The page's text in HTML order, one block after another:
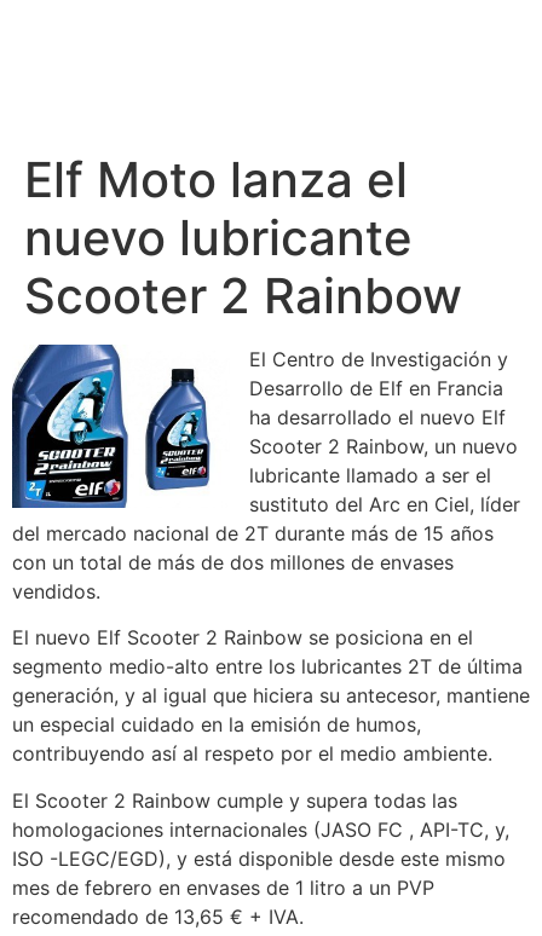
Elf Moto lanza el
nuevo lubricante
Scooter 2 Rainbow
El Centro de Investigación y
Desarrollo de Elf en Francia
ha desarrollado el nuevo Elf
Scooter 2 Rainbow, un nuevo
lubricante llamado a ser el
sustituto del Arc en Ciel, líder
del mercado nacional de 2T durante más de 15 años
con un total de más de dos millones de envases
vendidos.
El nuevo Elf Scooter 2 Rainbow se posiciona en el
segmento medio-alto entre los lubricantes 2T de última
generación, y al igual que hiciera su antecesor, mantiene
un especial cuidado en la emisión de humos,
contribuyendo así al respeto por el medio ambiente.
El Scooter 2 Rainbow cumple y supera todas las
homologaciones internacionales (JASO FC , API-TC, y,
ISO -LEGC/EGD), y está disponible desde este mismo
mes de febrero en envases de 1 litro a un PVP
recomendado de 13,65 € + IVA.